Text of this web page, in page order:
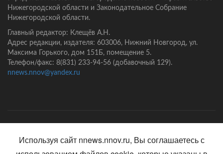
Нижегородской области и Законодательное Собрание
Нижегородской области.
Главный редактор: Клещёв А.Н.
Адрес редакции, издателя: 603006, Нижний Новгород, ул.
Максима Горького, дом 151Б, помещение 5.
Телефон/факс: 8(831) 233-94-56 (добавочный 129).
nnews.nnov@yandex.ru
Используя сайт nnews.nnov.ru, Вы соглашаетесь с